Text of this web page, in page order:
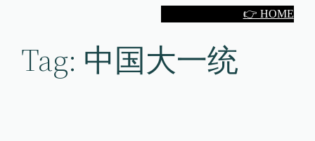
👉 HOME
Tag: 中国大一统